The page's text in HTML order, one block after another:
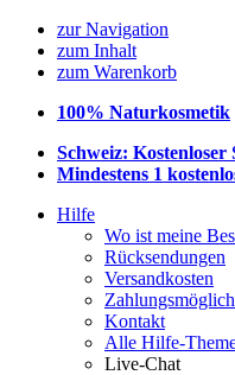
zur Navigation
zum Inhalt
zum Warenkorb
100% Naturkosmetik
Schweiz: Kostenloser
Mindestens 1
Hilfe
Wo ist meine
Rücksendungen
Versandkosten
Kontakt
Alle Hilfe-
Live-Chat